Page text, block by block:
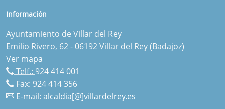
Información
Ayuntamiento de Villar del Rey
Emilio Rivero, 62 - 06192 Villar del Rey (Badajoz)
Ver mapa
Telf.: 924 414 001
Fax: 924 414 356
E-mail: alcaldia[@]villardelrey.es